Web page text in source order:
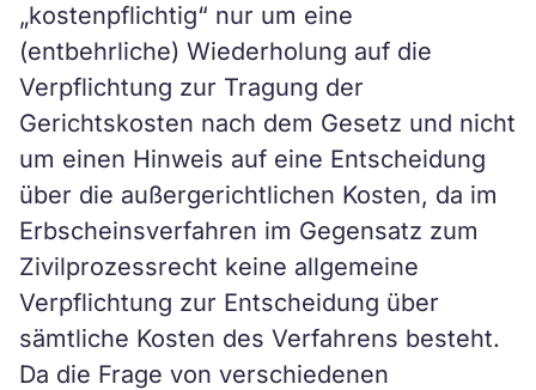
„kostenpflichtig“ nur um eine
(entbehrliche) Wiederholung auf die
Verpflichtung zur Tragung der
Gerichtskosten nach dem Gesetz und nicht
um einen Hinweis auf eine Entscheidung
über die außergerichtlichen Kosten, da im
Erbscheinsverfahren im Gegensatz zum
Zivilprozessrecht keine allgemeine
Verpflichtung zur Entscheidung über
sämtliche Kosten des Verfahrens besteht.
Da die Frage von verschiedenen